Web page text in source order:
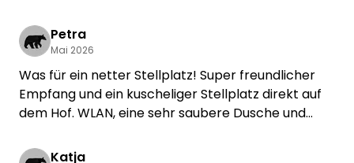
und allerbesten Wein genießen dürfen. Wir
kommen sicherlich wieder.
Petra
Mai 2026
Was für ein netter Stellplatz! Super freundlicher
Empfang und ein kuscheliger Stellplatz direkt auf
dem Hof. WLAN, eine sehr saubere Dusche und
Weinprobe ist sehr zu empfehlen. Wir kommen
Katja